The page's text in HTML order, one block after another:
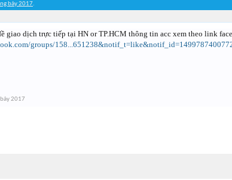
bảy 2017.
giao dịch trực tiếp tại HN or TP.HCM thông tin acc xem theo link face
groups/
2017